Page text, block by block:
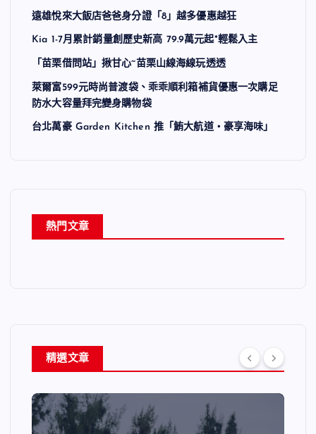
遠雄悅來大飯店爸爸身分證「8」越多優惠越狂
Kia 1-7月累計銷量創歷史新高 79.9萬元起*輕鬆入主
「苗栗借問站」揪甘心~苗栗山線海線玩透透
萊爾富599元時尚普渡袋、乖乖順利箱補貨優惠一次購足
防水大容量拜完變身購物袋
台北萬豪 Garden Kitchen 推「鮪大航道・豪享海味」
熱門文章
精選文章